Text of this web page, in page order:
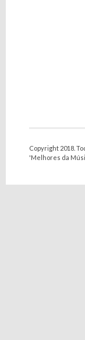
Copyright 2018.
'Melhores da